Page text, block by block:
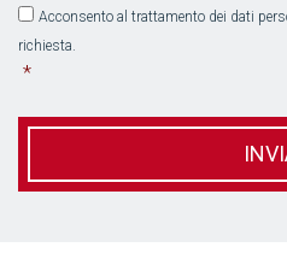
* Acconsento al trattamento dei dati
richiesta.
*